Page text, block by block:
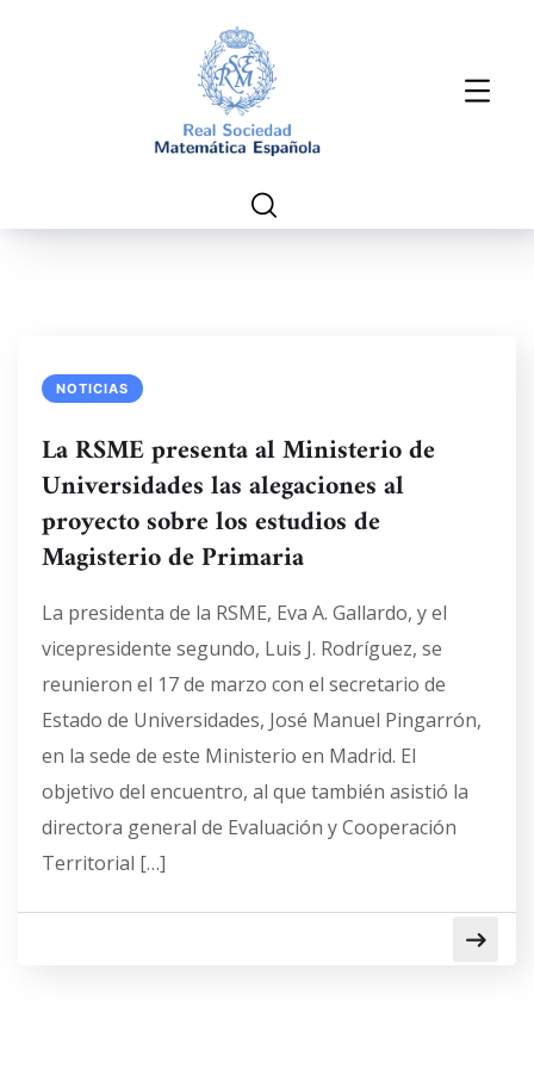
NOTICIAS
La RSME presenta al Ministerio de
Universidades las alegaciones al
proyecto sobre los estudios de
Magisterio de Primaria
La presidenta de la RSME, Eva A. Gallardo, y el
vicepresidente segundo, Luis J. Rodríguez, se
reunieron el 17 de marzo con el secretario de
Estado de Universidades, José Manuel Pingarrón,
en la sede de este Ministerio en Madrid. El
objetivo del encuentro, al que también asistió la
directora general de Evaluación y Cooperación
Territorial […]